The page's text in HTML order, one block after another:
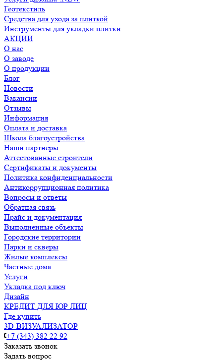
Геотекстиль
Средства для ухода за плиткой
Инструменты для укладки плитки
АКЦИИ
О нас
О заводе
О продукции
Блог
Новости
Вакансии
Отзывы
Информация
Оплата и доставка
Школа благоустройства
Наши партнёры
Аттестованные строители
Сертификаты и документы
Политика конфиденциальности
Антикоррупционная политика
Вопросы и ответы
Обратная связь
Прайс и документация
Выполненные объекты
Городские территории
Парки и скверы
Жилые комплексы
Частные дома
Услуги
Укладка под ключ
Дизайн
КРЕДИТ ДЛЯ ЮР ЛИЦ
Где купить
3D-ВИЗУАЛИЗАТОР
+7 (343) 382 22 92
Заказать звонок
Задать вопрос